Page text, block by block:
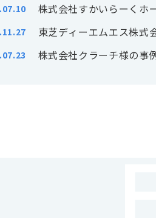
株式会社すかいらーくホ
東芝ディーエムエス株式
株式会社クラーチ様の事